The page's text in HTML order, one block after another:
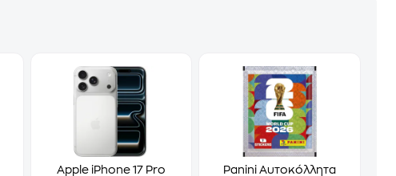
Apple iPhone 17 Pro
Panini Αυτοκόλλητα